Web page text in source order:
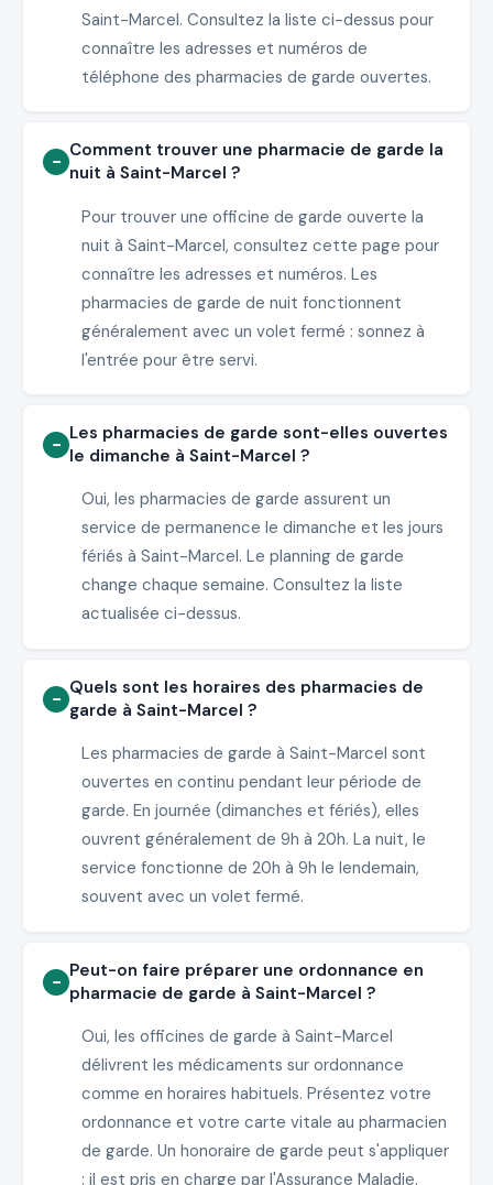
Saint-Marcel. Consultez la liste ci-dessus pour
connaître les adresses et numéros de
téléphone des pharmacies de garde ouvertes.
Comment trouver une pharmacie de garde la
nuit à Saint-Marcel ?
Pour trouver une officine de garde ouverte la
nuit à Saint-Marcel, consultez cette page pour
connaître les adresses et numéros. Les
pharmacies de garde de nuit fonctionnent
généralement avec un volet fermé : sonnez à
l'entrée pour être servi.
Les pharmacies de garde sont-elles ouvertes
le dimanche à Saint-Marcel ?
Oui, les pharmacies de garde assurent un
service de permanence le dimanche et les jours
fériés à Saint-Marcel. Le planning de garde
change chaque semaine. Consultez la liste
actualisée ci-dessus.
Quels sont les horaires des pharmacies de
garde à Saint-Marcel ?
Les pharmacies de garde à Saint-Marcel sont
ouvertes en continu pendant leur période de
garde. En journée (dimanches et fériés), elles
ouvrent généralement de 9h à 20h. La nuit, le
service fonctionne de 20h à 9h le lendemain,
souvent avec un volet fermé.
Peut-on faire préparer une ordonnance en
pharmacie de garde à Saint-Marcel ?
Oui, les officines de garde à Saint-Marcel
délivrent les médicaments sur ordonnance
comme en horaires habituels. Présentez votre
ordonnance et votre carte vitale au pharmacien
de garde. Un honoraire de garde peut s'appliquer
: il est pris en charge par l'Assurance Maladie.